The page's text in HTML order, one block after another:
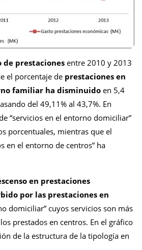
prestaciones entre 2010 y 2013
el porcentaje de prestaciones en
familiar ha disminuido en 5,4
del 49,11% al 43,7%. En
“servicios en el entorno domiciliar”
porcentuales, mientras que el
en el entorno de centros” ha
en prestaciones
por las prestaciones en
domiciliar” cuyos servicios son más
prestados en centros. En el gráfico
de la estructura de la tipología en